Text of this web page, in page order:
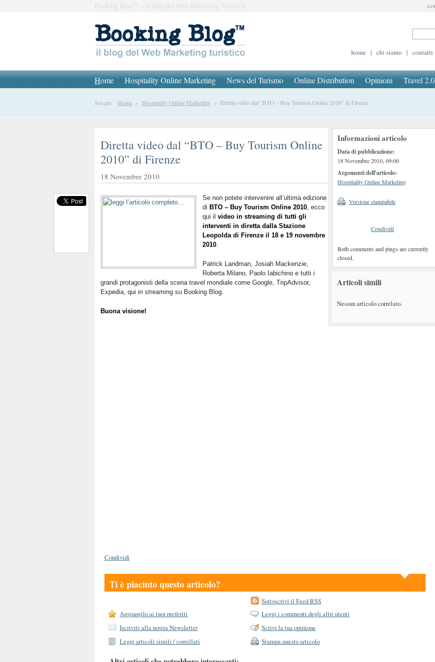
Booking Blog™ – Il blog del Web Marketing Turistico
home | chi siamo | contatti
Home Hospitality Online Marketing News del Turismo Online Distribution Opinioni Travel 2.0
Sei qui: Home » Hospitality Online Marketing » Diretta video dal “BTO – Buy Tourism Online 2010” di Firenze
Informazioni articolo
Data di pubblicazione:
18 Novembre 2010, 09:00
Argomenti dell'articolo:
Hospitality Online Marketing
Versione stampabile
Condividi
Both comments and pings are currently
closed.
Articoli simili
Nessun articolo correlato.
Diretta video dal “BTO – Buy Tourism Online
2010” di Firenze
18 Novembre 2010
Se non potete intervenire all’ultima edizione
di BTO – Buy Tourism Online 2010, ecco
qui il video in streaming di tutti gli
interventi in diretta dalla Stazione
Leopolda di Firenze il 18 e 19 novembre
2010.
Patrick Landman, Josiah Mackenzie,
Roberta Milano, Paolo Iabichino e tutti i
grandi protagonisti della scena travel mondiale come Google, TripAdvisor,
Expedia, qui in streaming su Booking Blog.
Buona visione!
Condividi
Ti è piaciuto questo articolo?
Sottoscrivi il Feed RSS
Aggiungilo ai tuoi preferiti
Leggi i commenti degli altri utenti
Iscriviti alla nostra Newsletter
Scrivi la tua opinione
Leggi articoli simili / correllati
Stampa questo articolo